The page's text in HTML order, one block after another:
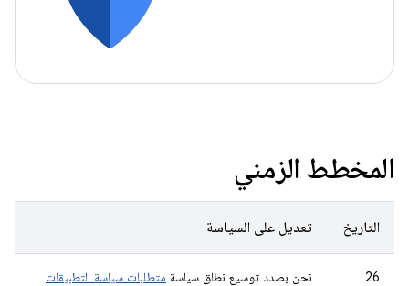
المخطط الزمني
التاريخ تعديل على السياسة
‫26
نحن بصدد توسيع نطاق سياسة متطلبات سياسة التطبيقات